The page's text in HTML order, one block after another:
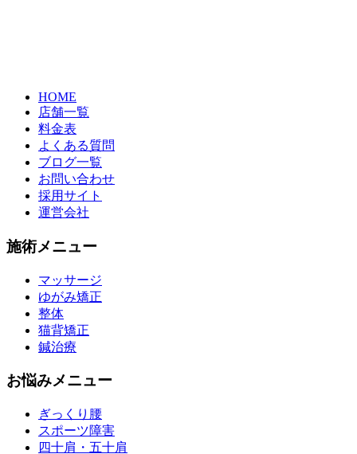
HOME
店舗一覧
料金表
よくある質問
ブログ一覧
お問い合わせ
採用サイト
運営会社
施術メニュー
マッサージ
ゆがみ矯正
整体
猫背矯正
鍼治療
お悩みメニュー
ぎっくり腰
スポーツ障害
四十肩・五十肩